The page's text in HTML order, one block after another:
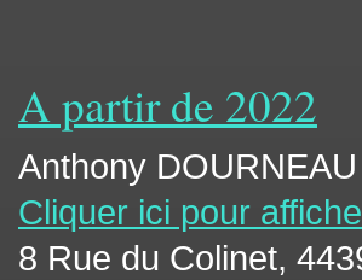
A partir de 2022
Anthony
Cliquer ici pour
8 Rue du Colinet,